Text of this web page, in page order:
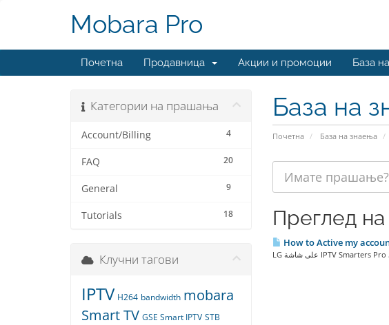
Mobara Pro
Почетна Продавница Акции и промоции База
База на
Почетна База на знаења
Категории на прашања
4
Account/Billing
20
FAQ
9
General
18
Tutorials Преглед
How to Active my
Клучни тагови
IPTV H264 bandwidth mobara
Smart TV GSE Smart IPTV STB